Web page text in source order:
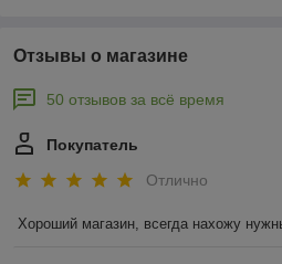
Отзывы о магазине
50 отзывов за всё время
Покупатель
Отлично
Хороший магазин, всегда нахожу